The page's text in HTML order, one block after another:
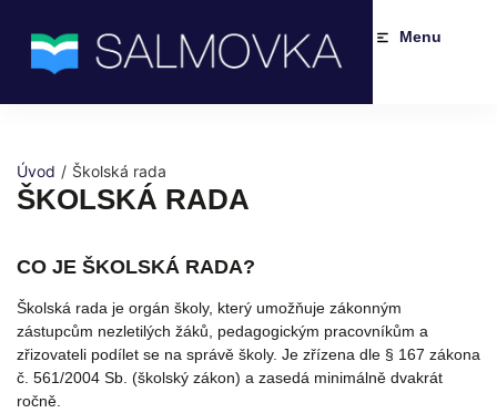
Menu
Úvod / Školská rada
ŠKOLSKÁ RADA
CO JE ŠKOLSKÁ RADA?
Školská rada je orgán školy, který umožňuje zákonným
zástupcům nezletilých žáků, pedagogickým pracovníkům a
zřizovateli podílet se na správě školy. Je zřízena dle § 167 zákona
č. 561/2004 Sb. (školský zákon) a zasedá minimálně dvakrát
ročně.